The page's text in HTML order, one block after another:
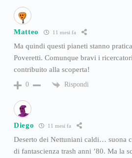
Matteo 11 mesi fa
Ma quindi questi pianeti stanno
Poveretti. Comunque bravi i
contribuito alla scoperta!
0 Rispondi
Diego 11 mesi fa
Deserto dei Nettuniani caldi… suona
di fantascienza trash anni ’80. Ma la